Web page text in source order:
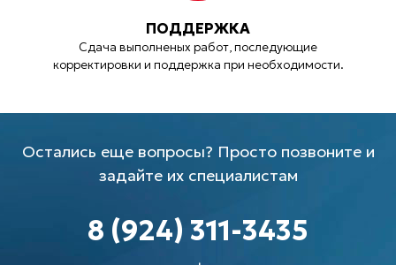
ПОДДЕРЖКА
Сдача выполненых работ, последующие
корректировки и поддержка при необходимости.
Остались еще вопросы? Просто позвоните и
задайте их специалистам
8 (924) 311-3435